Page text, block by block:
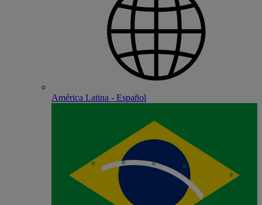
América Latina - Español